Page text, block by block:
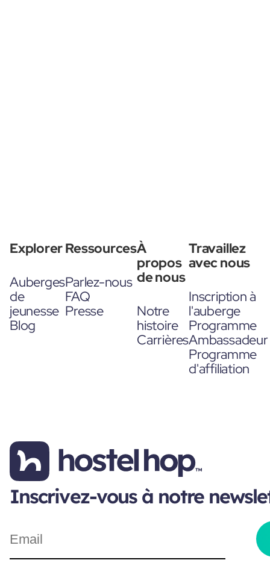
Explorer
Auberges
de
jeunesse
Blog
Ressources
Parlez-nous
FAQ
Presse
À
propos
de nous
Notre
histoire
Carrières
Travaillez
avec nous
Inscription à
l'auberge
Programme
Ambassadeur
Programme
d'affiliation
Inscrivez-vous à notre